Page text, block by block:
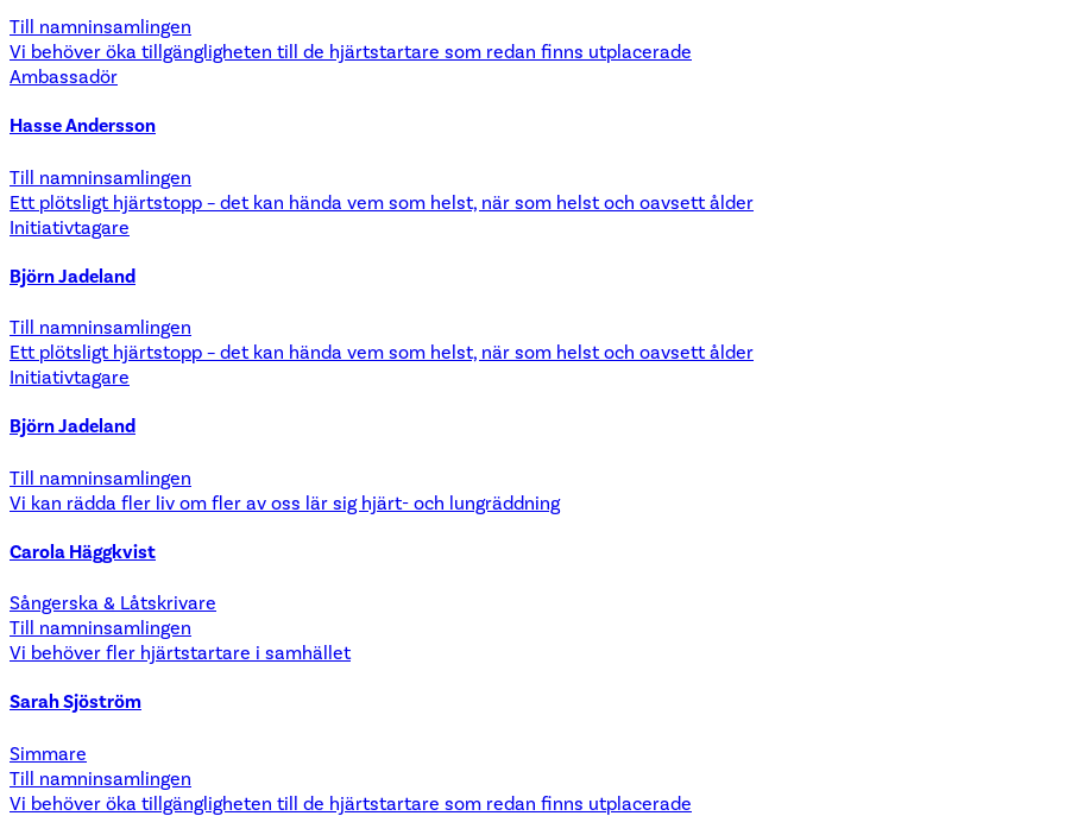
Till namninsamlingen
Vi behöver öka tillgängligheten till de hjärtstartare som redan finns utplacerade
Ambassadör
Hasse Andersson
Till namninsamlingen
Ett plötsligt hjärtstopp – det kan hända vem som helst, när som helst och oavsett ålder
Initiativtagare
Björn Jadeland
Till namninsamlingen
Ett plötsligt hjärtstopp – det kan hända vem som helst, när som helst och oavsett ålder
Initiativtagare
Björn Jadeland
Till namninsamlingen
Vi kan rädda fler liv om fler av oss lär sig hjärt- och lungräddning
Carola Häggkvist
Sångerska & Låtskrivare
Till namninsamlingen
Vi behöver fler hjärtstartare i samhället
Sarah Sjöström
Simmare
Till namninsamlingen
Vi behöver öka tillgängligheten till de hjärtstartare som redan finns utplacerade